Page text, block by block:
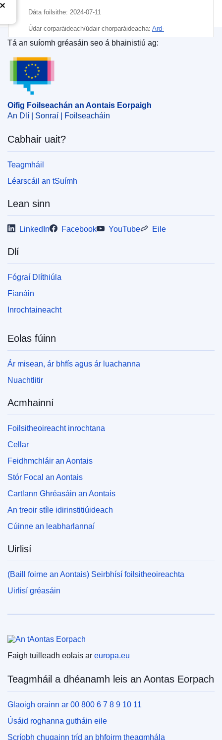
Dáta foilsithe: 2024-07-11
Údar corparáideach/údair chorparáideacha: Ard-
Stiúrthóireacht na hIomaíochta(An Coimisiún Eorpach
Ábhar:
foraoiseachta
CELEX : 52024AS112476
IMMC : C(2024)2543/3547754
Oifig Foilseachán an Aontais Eorpaigh
Tá an suíomh gréasáin seo á bhainistiú ag:
Oifig Foilseachán an Aontais Eorpaigh
An Dlí | Sonraí | Foilseacháin
Cabhair uait?
Teagmháil
Léarscáil an tSuímh
Lean sinn
LinkedIn Facebook YouTube Eile
Dlí
Fógraí Dlíthiúla
Fianáin
Inrochtaineacht
Eolas fúinn
Ár misean, ár bhfís agus ár luachanna
Nuachtlitir
Acmhainní
Foilsitheoireacht inrochtana
Cellar
Feidhmchláir an Aontais
Stór Focal an Aontais
Cartlann Ghréasáin an Aontais
An treoir stíle idirinstitiúideach
Cúinne an leabharlannaí
Uirlisí
(Baill foirne an Aontais) Seirbhísí foilsitheoireachta
Uirlisí gréasáin
An tAontas Eorpach
Faigh tuilleadh eolais ar europa.eu
Teagmháil a dhéanamh leis an Aontas Eorpach
Glaoigh orainn ar 00 800 6 7 8 9 10 11
Úsáid roghanna gutháin eile
Scríobh chugainn tríd an bhfoirm theagmhála